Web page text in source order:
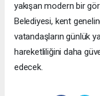
yakışan modern bir
Belediyesi, kent
vatandaşların günlük
hareketliliğini daha
edecek.